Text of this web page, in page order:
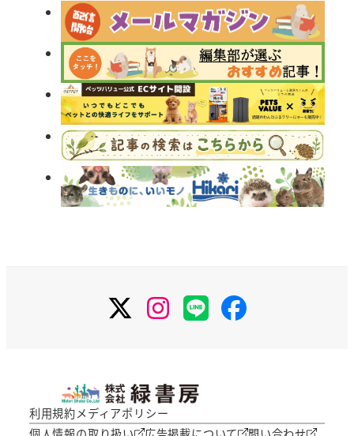
Instagram
LINE Facebook
利用規約メディアポリシー